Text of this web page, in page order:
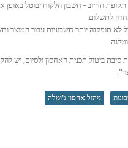
תקופת החיוב - חשבון הלקוח יבוטל באופן
לתשלום.
לא תופקנה יותר חשבוניות עבור המוצר
סיבת ביטול תכנית האחסון ולסיום, יש
ניהול אחסון ג'ומלה